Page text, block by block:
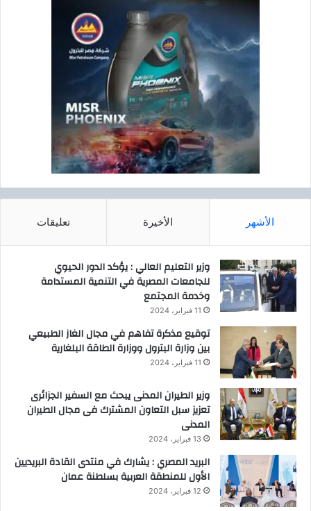
الأشهر الأخيرة تعليقات
وزير التعليم العالي : يؤكد الدور الحيوي
للجامعات المصرية في التنمية المستدامة
وخدمة المجتمع
11 فبراير، 2024
توقيع مذكرة تفاهم في مجال الغاز الطبيعي
بين وزارة البترول ووزارة الطاقة البلغارية
11 فبراير، 2024
وزير الطيران المدنى يبحث مع السفير الجزائرى
تعزيز سبل التعاون المشترك فى مجال الطيران
المدنى
13 فبراير، 2024
البريد المصري : يشارك في منتدى القادة البريديين
الأول للمنطقة العربية بسلطنة عمان
12 فبراير، 2024